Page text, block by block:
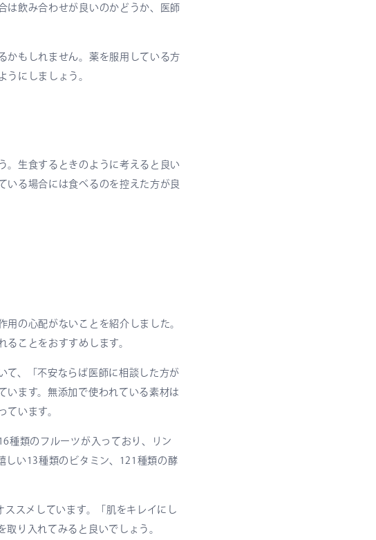
は飲み合わせが良いのかどうか、医師
かもしれません。薬を服用している方
にしましょう。
。生食するときのように考えると良い
いる場合には食べるのを控えた方が良
の心配がないことを紹介しました。
ことをおすすめします。
て、「不安ならば医師に相談した方が
います。無添加で使われている素材は
います。
種類のフルーツが入っており、リン
しい13種類のビタミン、121種類の酵
スメしています。「肌をキレイにし
り入れてみると良いでしょう。